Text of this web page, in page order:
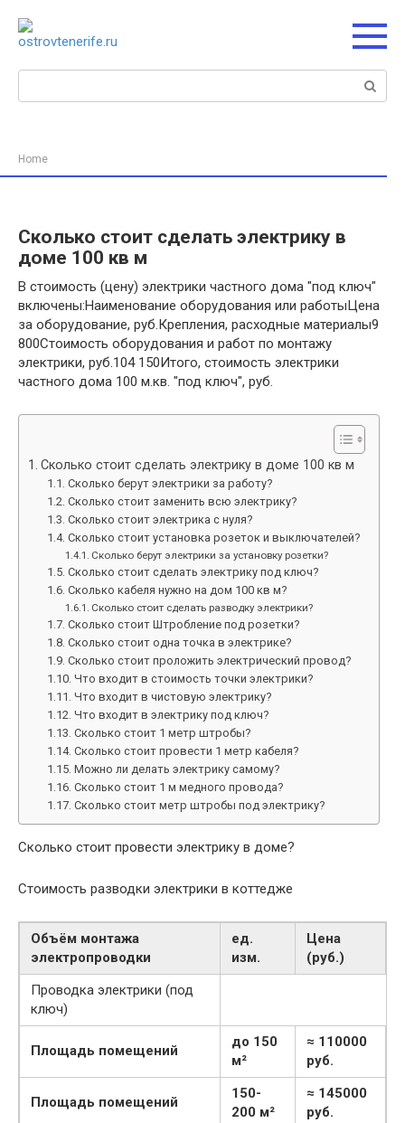
контенту
Поиск:
Home
Сколько стоит сделать электрику в
доме 100 кв м
В стоимость (цену) электрики частного дома "под ключ"
включены:Наименование оборудования или работыЦена
за оборудование, руб.Крепления, расходные материалы9
800Стоимость оборудования и работ по монтажу
электрики, руб.104 150Итого, стоимость электрики
частного дома 100 м.кв. "под ключ", руб.
Сколько стоит сделать электрику в доме 100 кв м
Сколько берут электрики за работу?
Сколько стоит заменить всю электрику?
Сколько стоит электрика с нуля?
Сколько стоит установка розеток и выключателей?
Сколько берут электрики за установку розетки?
Сколько стоит сделать электрику под ключ?
Сколько кабеля нужно на дом 100 кв м?
Сколько стоит сделать разводку электрики?
Сколько стоит Штробление под розетки?
Сколько стоит одна точка в электрике?
Сколько стоит проложить электрический провод?
Что входит в стоимость точки электрики?
Что входит в чистовую электрику?
Что входит в электрику под ключ?
Сколько стоит 1 метр штробы?
Сколько стоит провести 1 метр кабеля?
Можно ли делать электрику самому?
Сколько стоит 1 м медного провода?
Сколько стоит метр штробы под электрику?
Сколько стоит провести электрику в доме?
Стоимость разводки электрики в коттедже
Объём монтажа
электропроводки
ед.
изм.
Цена
(руб.)
Проводка электрики (под
ключ)
Площадь помещений
до 150
м²
≈ 110000
руб.
Площадь помещений
150-
200 м²
≈ 145000
руб.